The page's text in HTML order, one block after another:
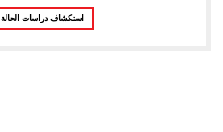
استكشاف دراسات الحالة